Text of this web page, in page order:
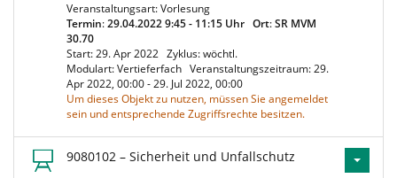
Veranstaltungsart: Vorlesung
Termin:29.04.2022 9:45 - 11:15 Uhr Ort:SR MVM
30.70
Start: 29. Apr 2022 Zyklus: wöchtl.
Modulart: Vertieferfach Veranstaltungszeitraum: 29.
Apr 2022, 00:00 - 29. Jul 2022, 00:00
Um dieses Objekt zu nutzen, müssen Sie angemeldet
sein und entsprechende Zugriffsrechte besitzen.
9080102 – Sicherheit und Unfallschutz